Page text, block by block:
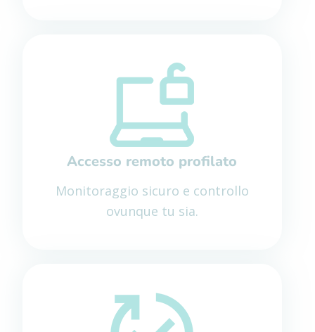
Accesso remoto profilato
Monitoraggio sicuro e controllo
ovunque tu sia.